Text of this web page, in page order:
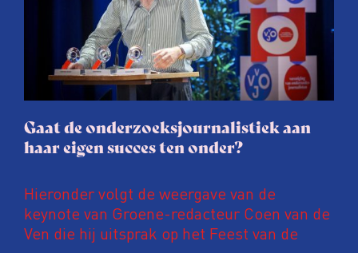
soms worden publicaties aangepast of
gaat de hele publicatie zelfs niet door.
Gaat de onderzoeksjournalistiek aan
haar eigen succes ten onder?
Hieronder volgt de weergave van de
keynote van Groene-redacteur Coen van de
Ven die hij uitsprak op het Feest van de